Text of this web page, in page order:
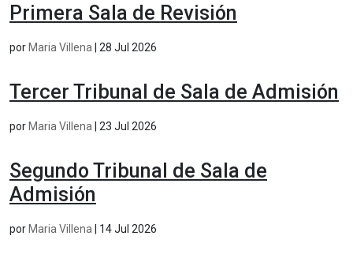
Primera Sala de Revisión
por Maria Villena 28 Jul 2026
Tercer Tribunal de Sala de Admisión
por Maria Villena 23 Jul 2026
Segundo Tribunal de Sala de
Admisión
por Maria Villena 14 Jul 2026